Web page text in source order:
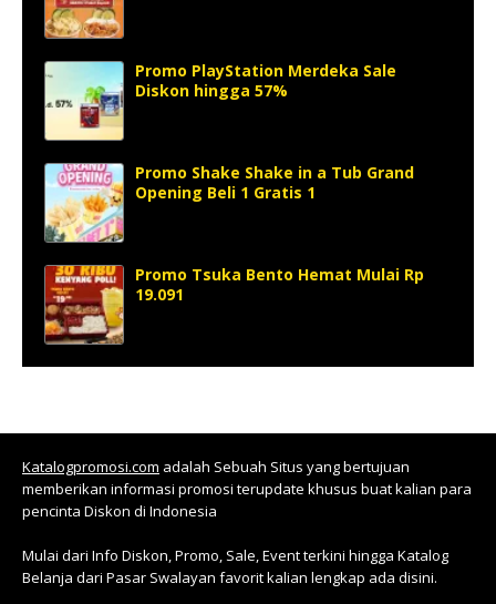
Promo PlayStation Merdeka Sale
Diskon hingga 57%
Promo Shake Shake in a Tub Grand
Opening Beli 1 Gratis 1
Promo Tsuka Bento Hemat Mulai Rp
19.091
Katalogpromosi.com adalah Sebuah Situs yang bertujuan
memberikan informasi promosi terupdate khusus buat kalian para
pencinta Diskon di Indonesia
Mulai dari Info Diskon, Promo, Sale, Event terkini hingga Katalog
Belanja dari Pasar Swalayan favorit kalian lengkap ada disini.